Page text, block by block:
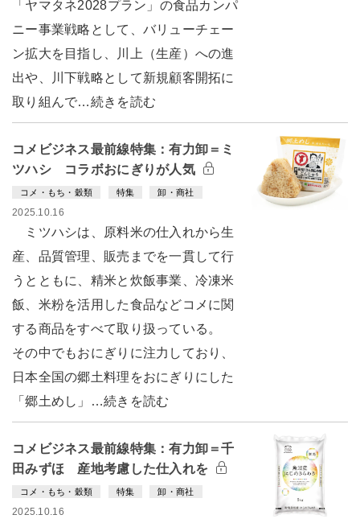
「ヤマタネ2028プラン」の食品カンパ
ニー事業戦略として、バリューチェー
ン拡大を目指し、川上（生産）への進
出や、川下戦略として新規顧客開拓に
取り組んで…続きを読む
コメビジネス最前線特集：有力卸＝ミ
ツハシ コラボおにぎりが人気
コメ・もち・穀類 特集 卸・商社
2025.10.16
ミツハシは、原料米の仕入れから生
産、品質管理、販売までを一貫して行
うとともに、精米と炊飯事業、冷凍米
飯、米粉を活用した食品などコメに関
する商品をすべて取り扱っている。
その中でもおにぎりに注力しており、
日本全国の郷土料理をおにぎりにした
「郷土めし」…続きを読む
コメビジネス最前線特集：有力卸＝千
田みずほ 産地考慮した仕入れを
コメ・もち・穀類 特集 卸・商社
2025.10.16